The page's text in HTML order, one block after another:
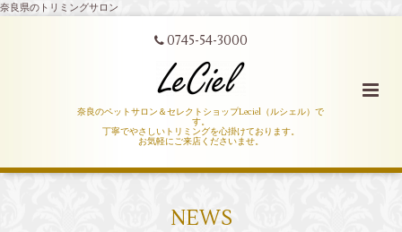
奈良県のトリミングサロン
0745-54-3000
奈良のペットサロン＆セレクトショップLeciel（ルシェル）で
す。
丁寧でやさしいトリミングを心掛けております。
お気軽にご来店くださいませ。
NEWS